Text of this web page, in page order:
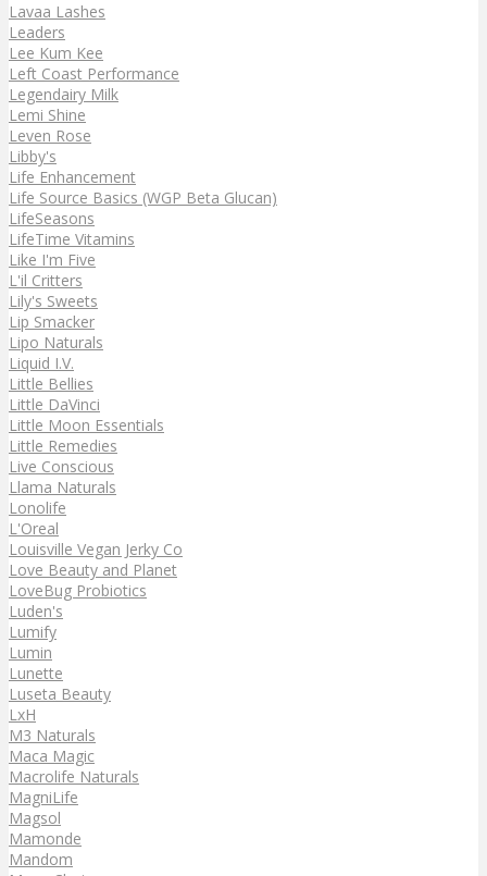
Lavaa Lashes
Leaders
Lee Kum Kee
Left Coast Performance
Legendairy Milk
Lemi Shine
Leven Rose
Libby's
Life Enhancement
Life Source Basics (WGP Beta Glucan)
LifeSeasons
LifeTime Vitamins
Like I'm Five
L'il Critters
Lily's Sweets
Lip Smacker
Lipo Naturals
Liquid I.V.
Little Bellies
Little DaVinci
Little Moon Essentials
Little Remedies
Live Conscious
Llama Naturals
Lonolife
L'Oreal
Louisville Vegan Jerky Co
Love Beauty and Planet
LoveBug Probiotics
Luden's
Lumify
Lumin
Lunette
Luseta Beauty
LxH
M3 Naturals
Maca Magic
Macrolife Naturals
MagniLife
Magsol
Mamonde
Mandom